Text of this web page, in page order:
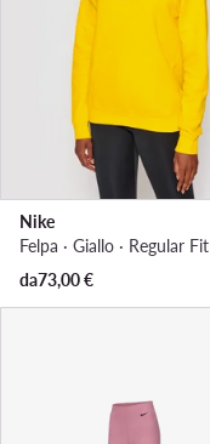
Nike
Felpa · Giallo · Regular Fit
da73,00€